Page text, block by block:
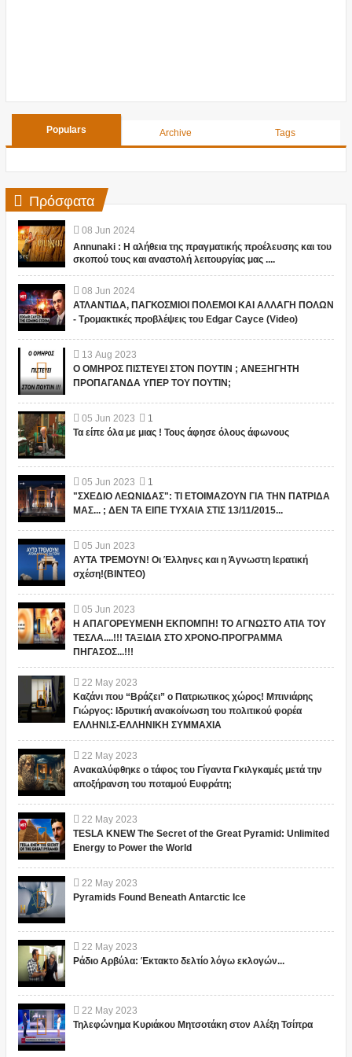
Populars Archive Tags
Πρόσφατα
08 Jun 2024
Annunaki : Η αλήθεια της πραγματικής προέλευσης και του
σκοπού τους και αναστολή λειτουργίας μας ....
08 Jun 2024
ΑΤΛΑΝΤΙΔΑ, ΠΑΓΚΟΣΜΙΟΙ ΠΟΛΕΜΟΙ ΚΑΙ ΑΛΛΑΓΗ ΠΟΛΩΝ
- Τρομακτικές προβλέψεις του Edgar Cayce (Video)
13 Aug 2023
Ο ΟΜΗΡΟΣ ΠΙΣΤΕΥΕΙ ΣΤΟΝ ΠΟΥΤΙΝ ; ΑΝΕΞΗΓΗΤΗ
ΠΡΟΠΑΓΑΝΔΑ ΥΠΕΡ ΤΟΥ ΠΟΥΤΙΝ;
05 Jun 2023
1
Τα είπε όλα με μιας ! Τους άφησε όλους άφωνους
05 Jun 2023
1
"ΣΧΕΔΙΟ ΛΕΩΝΙΔΑΣ": ΤΙ ΕΤΟΙΜΑΖΟΥΝ ΓΙΑ ΤΗΝ ΠΑΤΡΙΔΑ
ΜΑΣ... ; ΔΕΝ ΤΑ ΕΙΠΕ ΤΥΧΑΙΑ ΣΤΙΣ 13/11/2015...
05 Jun 2023
ΑΥΤΑ ΤΡΕΜΟΥΝ! Οι Έλληνες και η Άγνωστη Ιερατική
σχέση!(ΒΙΝΤΕΟ)
05 Jun 2023
Η ΑΠΑΓΟΡΕΥΜΕΝΗ ΕΚΠΟΜΠΗ! ΤΟ ΑΓΝΩΣΤΟ ΑΤΙΑ ΤΟΥ
ΤΕΣΛΑ....!!! ΤΑΞΙΔΙΑ ΣΤΟ ΧΡΟΝΟ-ΠΡΟΓΡΑΜΜΑ
ΠΗΓΑΣΟΣ...!!!
22 May 2023
Καζάνι που “Βράζει” ο Πατριωτικος χώρος! Μπινιάρης
Γιώργος: Ιδρυτική ανακοίνωση του πολιτικού φορέα
ΕΛΛΗΝΙ.Σ-ΕΛΛΗΝΙΚΗ ΣΥΜΜΑΧΙΑ
22 May 2023
Ανακαλύφθηκε ο τάφος του Γίγαντα Γκιλγκαμές μετά την
αποξήρανση του ποταμού Ευφράτη;
22 May 2023
TESLA KNEW The Secret of the Great Pyramid: Unlimited
Energy to Power the World
22 May 2023
Pyramids Found Beneath Antarctic Ice
22 May 2023
Ράδιο Αρβύλα: Έκτακτο δελτίο λόγω εκλογών...
22 May 2023
Τηλεφώνημα Κυριάκου Μητσοτάκη στον Αλέξη Τσίπρα